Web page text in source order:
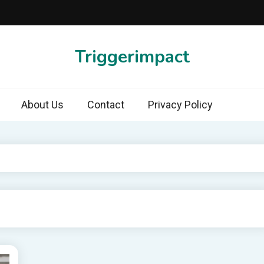
Triggerimpact
About Us Contact Privacy Policy